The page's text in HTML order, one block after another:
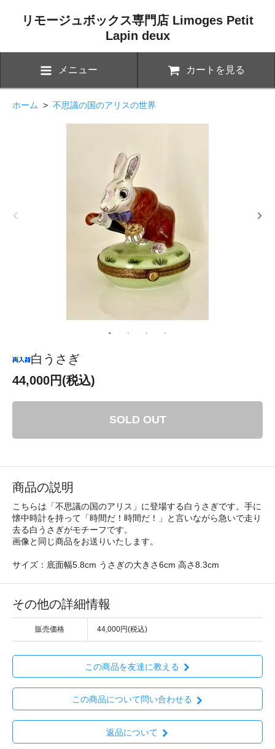
リモージュボックス専門店 Limoges Petit
Lapin deux
メニュー カートを見る
ホーム > 不思議の国のアリスの世界
白うさぎ
44,000円(税込)
SOLD OUT
商品の説明
こちらは「不思議の国のアリス」に登場する白うさぎです。手に
懐中時計を持って「時間だ！時間だ！」と言いながら急いで走り
去る白うさぎがモチーフです。
画像と同じ商品をお送りいたします。
サイズ：底面幅5.8cm うさぎの大きさ6cm 高さ8.3cm
その他の詳細情報
販売価格 44,000円(税込)
この商品を友達に教える
この商品について問い合わせる
返品について